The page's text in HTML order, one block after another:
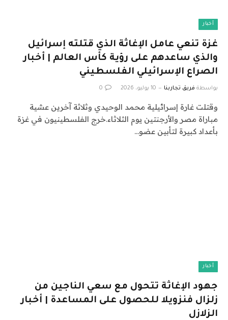
أخبار
غزة تنعي عامل الإغاثة الذي قتلته إسرائيل
والذي ساعدهم على رؤية كأس العالم | أخبار
الصراع الإسرائيلي الفلسطيني
بواسطة فريق تجاربنا 10 يوليو، 2026 0
وقتلت غارة إسرائيلية محمد الوحيدي وثلاثة آخرين عشية
مباراة مصر والأرجنتين يوم الثلاثاء.خرج الفلسطينيون في غزة
بأعداد كبيرة لتأبين عضو…
أخبار
جهود الإغاثة تتحول مع سعي الناجين من
زلزال فنزويلا للحصول على المساعدة | أخبار
الزلازل